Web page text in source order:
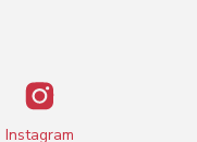
Instagram